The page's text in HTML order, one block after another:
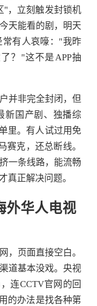
"，立刻触发封锁机
天能看的剧，明天
有人哀嚎："我昨
？"这不是APP抽
并非完全封闭，但
新国产剧、独播综
里。有人试过用免
赛克，还总断线。
一条线路，能流畅
真正解决问题。
外华人电视
，页面直接空白。
道基本没戏。央视
连CCTV官网的回
的办法是找各种第